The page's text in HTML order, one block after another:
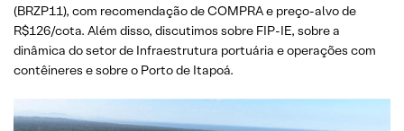
(BRZP11), com recomendação de COMPRA e preço-alvo de
R$126/cota. Além disso, discutimos sobre FIP-IE, sobre a
dinâmica do setor de Infraestrutura portuária e operações com
contêineres e sobre o Porto de Itapoá.